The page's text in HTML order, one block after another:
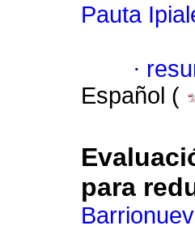
Pauta
·
Español (
para